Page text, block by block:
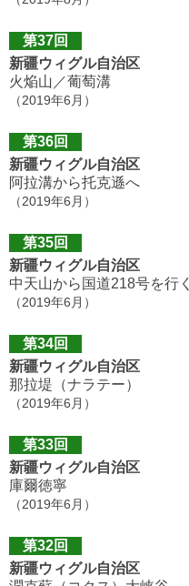
第37回
新疆ウィグル自治区
火焔山／葡萄溝
（2019年6月）
第36回
新疆ウィグル自治区
阿拉溝から托克遜へ
（2019年6月）
第35回
新疆ウィグル自治区
中天山から国道218号を行く
（2019年6月）
第34回
新疆ウィグル自治区
那拉堤（ナラテー）
（2019年6月）
第33回
新疆ウィグル自治区
庫爾徳寧
（2019年6月）
第32回
新疆ウィグル自治区